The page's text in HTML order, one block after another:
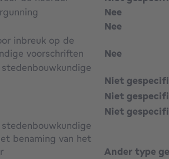
Nee
Nee
inbreuk op de
voorschriften
Nee
Niet
Niet
Niet
benaming van het
Ander type